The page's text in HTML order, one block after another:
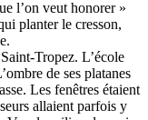
l’on veut honorer »
planter le cresson,
Tropez. L’école
de ses platanes
Les fenêtres étaient
allaient parfois y